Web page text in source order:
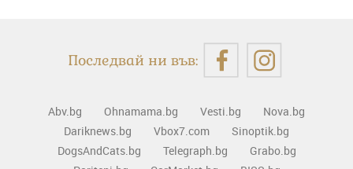
Последвай ни във:
Abv.bg Ohnamama.bg Vesti.bg
Nova.bg
Dariknews.bg
Vbox7.com
Sinoptik.bg
DogsAndCats.bg
Telegraph.bg
Grabo.bg